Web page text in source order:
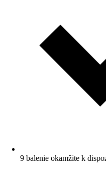
9 balenie okamžite k